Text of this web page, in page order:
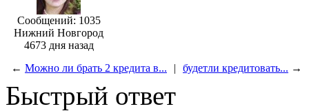
Сообщений: 1035
Нижний Новгород
4673 дня назад
← Можно ли брать 2 кредита в... | будетли кредитовать... →
Быстрый ответ